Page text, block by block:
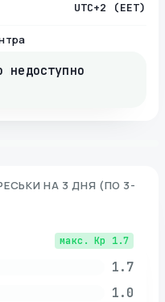
UTC+2 (EET)
недоступно
НА 3 ДНЯ (ПО 3-
макс. Kp 1.7
1.7
1.0